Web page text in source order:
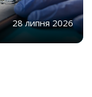
28 липня 2026